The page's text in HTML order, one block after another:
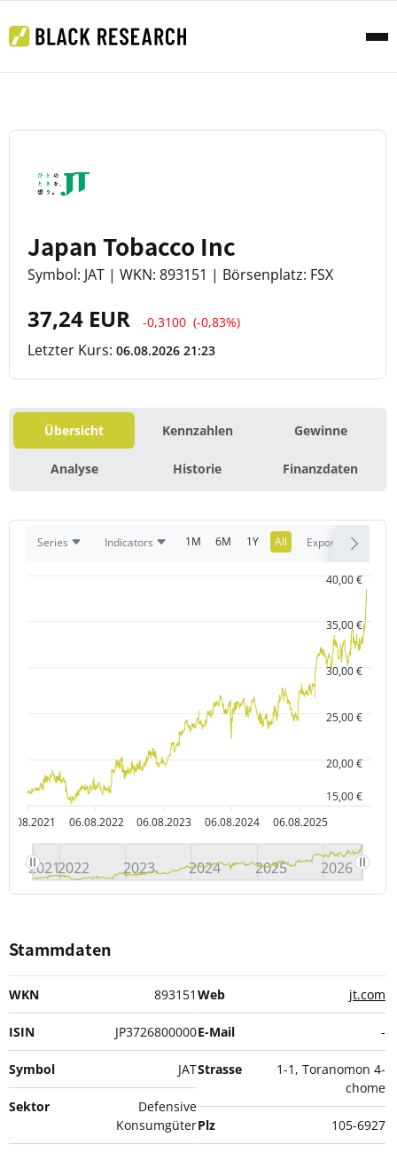
Japan Tobacco Inc
Symbol: JAT | WKN: 893151 | Börsenplatz: FSX
37,24 EUR -0,3100 (-0,83%)
Letzter Kurs: 06.08.2026 21:23
Übersicht Kennzahlen Gewinne
Analyse Historie Finanzdaten
Series Indicators 1M 6M 1Y All Export
06.08.2021 06.08.2022 06.08.2023 06.08.2024 06.08.2025
15,00 €
20,00 €
25,00 €
30,00 €
35,00 €
40,00 €
20212022 2023 2024 2025 2026
Stammdaten
WKN 893151
ISIN JP3726800000
Symbol JAT
Sektor
Defensive
Konsumgüter
Web jt.com
E-Mail -
Strasse
1-1, Toranomon 4-
chome
Plz 105-6927